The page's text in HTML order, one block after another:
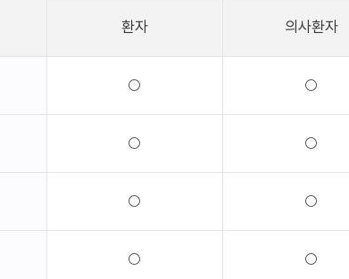
환자 의사환자
○ ○
○ ○
○ ○
○ ○